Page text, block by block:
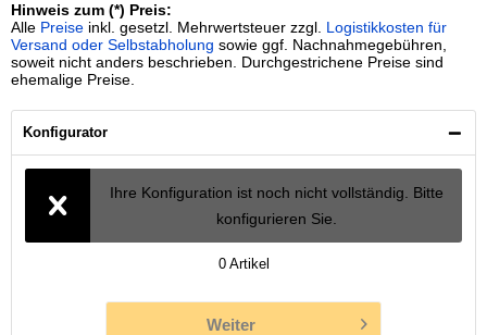
Hinweis zum (*) Preis:
Alle Preise inkl. gesetzl. Mehrwertsteuer zzgl. Logistikkosten für
Versand oder Selbstabholung sowie ggf. Nachnahmegebühren,
soweit nicht anders beschrieben. Durchgestrichene Preise sind
ehemalige Preise.
Konfigurator
Ihre Konfiguration ist noch nicht vollständig. Bitte
konfigurieren Sie.
0 Artikel
Weiter